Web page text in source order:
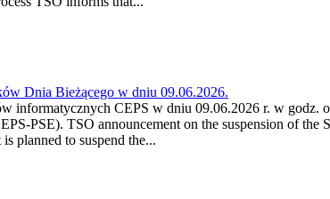
Dnia Bieżącego w dniu 09.06.2026.
informatycznych CEPS w dniu 09.06.2026 r. w godz.
PSE). TSO announcement on the suspension of
planned to suspend the...